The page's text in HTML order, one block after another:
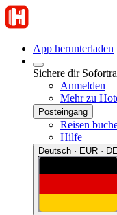
App herunterladen
Sichere dir
Anmelden
Mehr zu
Posteingang
Reisen
Hilfe
Deutsch · EUR ·